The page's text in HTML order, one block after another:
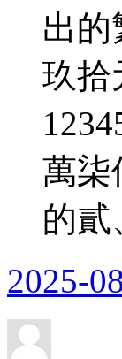
出的
玖拾
萬柒
的
2025-